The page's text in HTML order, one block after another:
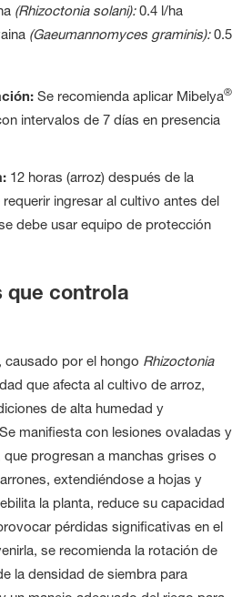
(Rhizoctonia solani):0.4 l/ha
(Gaeumannomyces graminis):0.5
Se recomienda aplicar Mibelya®
intervalos de 7 días en presencia
12 horas (arroz) después de la
ingresar al cultivo antes del
debe usar equipo de protección
que controla
, causado por el hongo Rhizoctonia
que afecta al cultivo de arroz,
de alta humedad y
manifiesta con lesiones ovaladas y
progresan a manchas grises o
extendiéndose a hojas y
la planta, reduce su capacidad
pérdidas significativas en el
se recomienda la rotación de
la densidad de siembra para